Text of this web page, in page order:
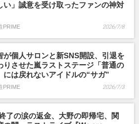
い」誠意を受け取ったファンの神対
PRIME 2026/7/8
が個人サロンと新SNS開設、引退を
りさせた嵐ラストステージ「普通の
には戻れないアイドルの“サガ”
PRIME 2026/7/3
了の涙の返金、大野の即帰宅、関